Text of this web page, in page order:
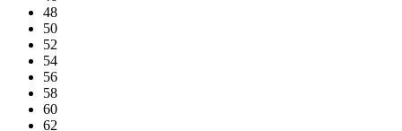
48
50
52
54
56
58
60
62